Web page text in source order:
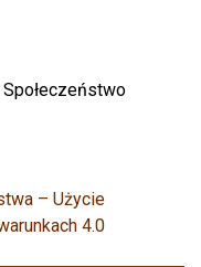
– Użycie
4.0